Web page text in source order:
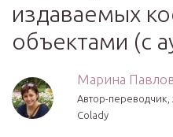
издаваемых
объектами (с
Марина
Автор-переводчик,
Colady